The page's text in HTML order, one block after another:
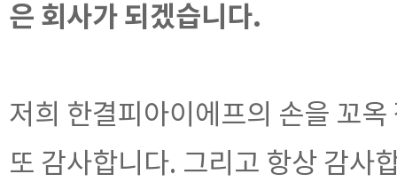
은 회사가 되겠습니다.
저희 한결피아이에프의 손을 꼬
또 감사합니다. 그리고 항상 감사